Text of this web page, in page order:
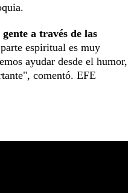
a través de las
espiritual es muy
ayudar desde el humor,
comentó. EFE